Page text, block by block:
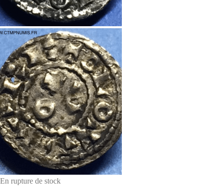
En rupture de stock